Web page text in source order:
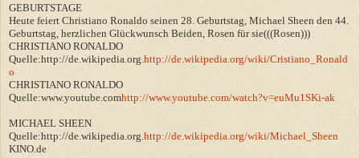
GEBURTSTAGE
Heute feiert Christiano Ronaldo seinen 28. Geburtstag, Michael Sheen den 44.
Geburtstag, herzlichen Glückwunsch Beiden, Rosen für sie(((Rosen)))
CHRISTIANO RONALDO
Quelle:http://de.wikipedia.org. http://de.wikipedia.org/wiki/Cristiano_Ronald
o
CHRISTIANO RONALDO
Quelle:www.youtube.comhttp://www.youtube.com/watch?v=euMu1SKi-ak
MICHAEL SHEEN
Quelle:http://de.wikipedia.org. http://de.wikipedia.org/wiki/Michael_Sheen
KINO.de